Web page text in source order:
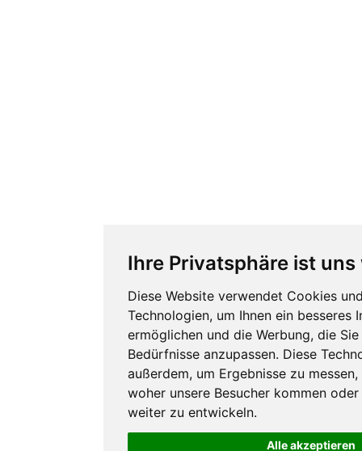
Ihre Privatsphäre ist
Diese Website verwendet Cookies
Technologien, um Ihnen ein besseres
ermöglichen und die Werbung, die
Bedürfnisse anzupassen. Diese
außerdem, um Ergebnisse zu
woher unsere Besucher kommen
weiter zu entwickeln.
Alle akzeptieren